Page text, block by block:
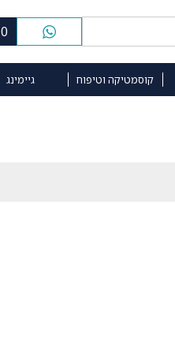
0
קוסמטיקה וטיפוח גיימינג